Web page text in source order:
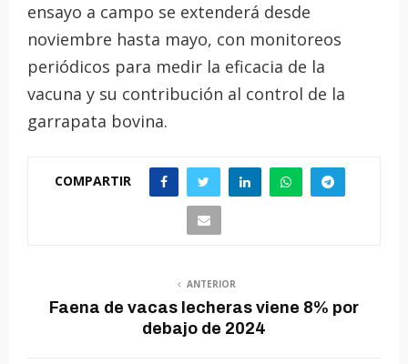
ensayo a campo se extenderá desde
noviembre hasta mayo, con monitoreos
periódicos para medir la eficacia de la
vacuna y su contribución al control de la
garrapata bovina.
COMPARTIR
ANTERIOR
Faena de vacas lecheras viene 8% por
debajo de 2024